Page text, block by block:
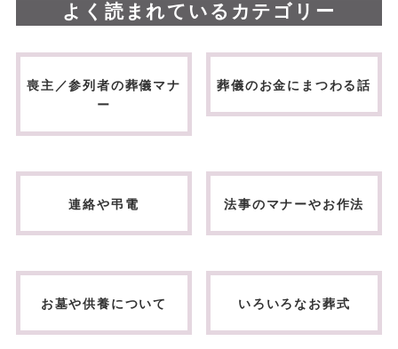
よく読まれているカテゴリー
喪主／参列者の葬儀マナ
ー
葬儀のお金にまつわる話
連絡や弔電 法事のマナーやお作法
お墓や供養について いろいろなお葬式